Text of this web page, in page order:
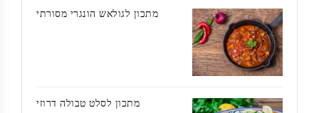
מתכון לגולאש הונגרי מסורתי
מתכון לסלט טבולה דרוזי